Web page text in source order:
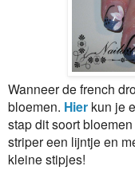
Wanneer de french
bloemen. Hier kun je
stap dit soort
striper een lijntje en
kleine stipjes!